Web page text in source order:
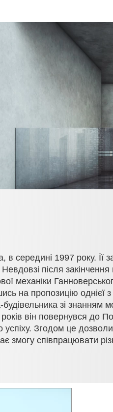
1997 року. Її
після
механіки
на пропозицію однієї
зі
він повернувся до
Згодом це
змогу співпрацювати